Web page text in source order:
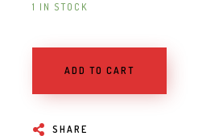
1 IN STOCK
ADD TO CART
SHARE